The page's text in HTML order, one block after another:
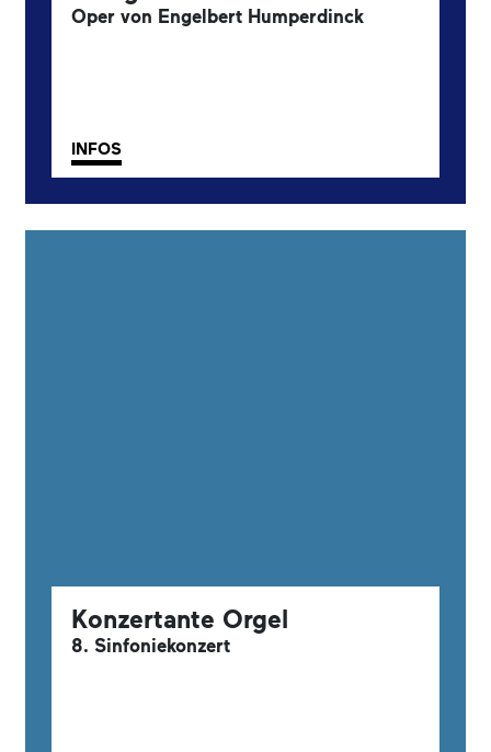
Oper von Engelbert Humperdinck
INFOS
Konzertante Orgel
8. Sinfoniekonzert